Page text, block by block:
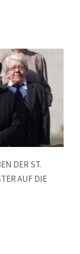
DER ST.
AUF DIE